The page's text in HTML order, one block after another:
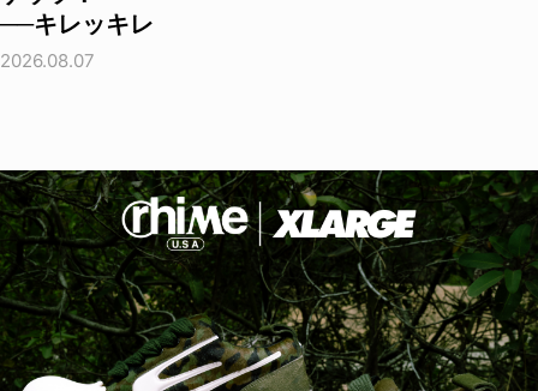
──キレッキレ
2026.08.07